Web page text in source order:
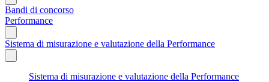
Bandi di concorso
Performance
Sistema di misurazione e valutazione della Performance
Sistema di misurazione e valutazione della Performance